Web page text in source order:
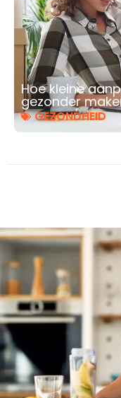
Hoe kleine
gezonder
GEZONDHEID